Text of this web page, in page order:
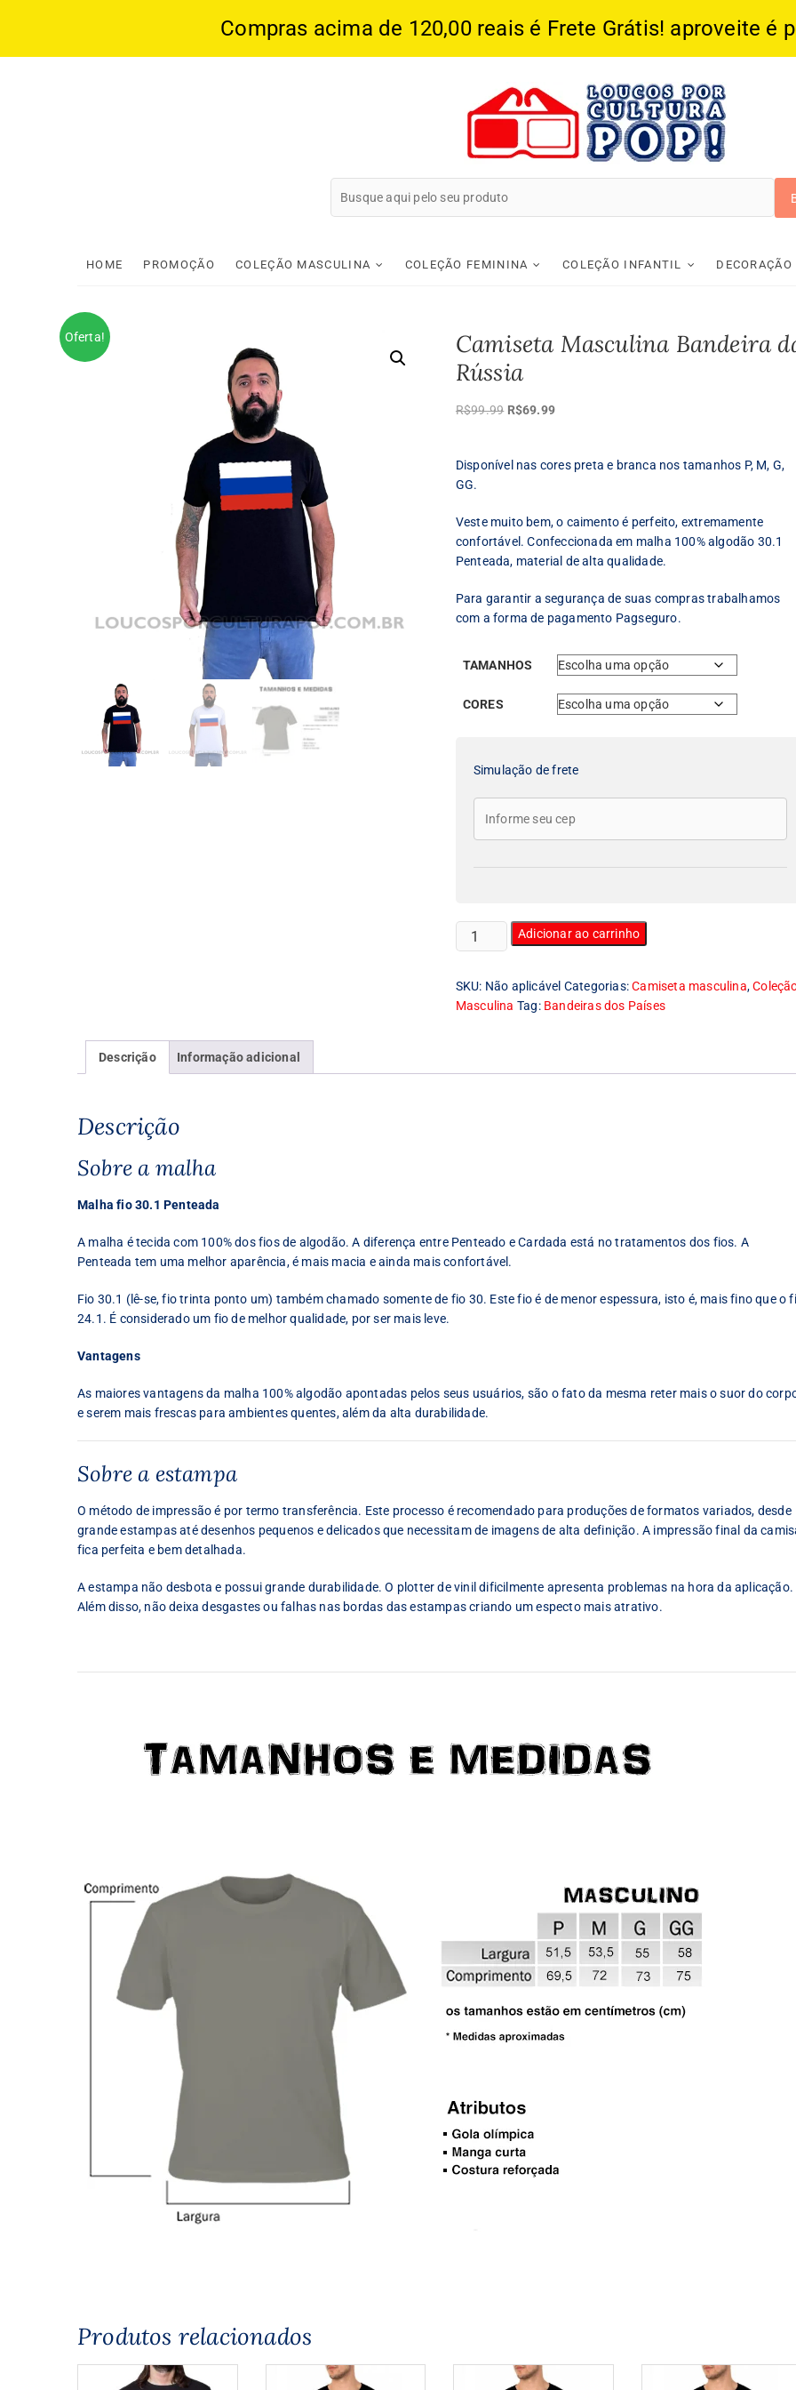
Compras acima de 120,00 reais é Frete Grátis! aproveite é
Loucos Por Cultura
HOME PROMOÇÃO COLEÇÃO MASCULINA COLEÇÃO FEMININA COLEÇÃO INFANTIL DECORAÇÃO
Oferta!
Camiseta Masculina Bandeira
Rússia
R$99.99 O
era:
R$69.99O
é:
Disponível nas cores preta e branca nos tamanhos P, M, G,
GG.
Veste muito bem, o caimento é perfeito, extremamente
confortável. Confeccionada em malha 100% algodão 30.1
Penteada, material de alta qualidade.
Para garantir a segurança de suas compras trabalhamos
com a forma de pagamento Pagseguro.
TAMANHOS
CORES
Simulação de frete
Camiseta
Masculina
da
Rússia
Adicionar ao carrinho
SKU: Não aplicável Categorias:Camiseta masculina,
Masculina Tag: Bandeiras dos Países
Descrição Informação adicional
Descrição
Sobre a malha
Malha fio 30.1 Penteada
A malha é tecida com 100% dos fios de algodão. A diferença entre Penteado e Cardada está no tratamentos dos fios. A
Penteada tem uma melhor aparência, é mais macia e ainda mais confortável.
Fio 30.1 (lê-se, fio trinta ponto um) também chamado somente de fio 30. Este fio é de menor espessura, isto é, mais fino que o
24.1. É considerado um fio de melhor qualidade, por ser mais leve.
Vantagens
As maiores vantagens da malha 100% algodão apontadas pelos seus usuários, são o fato da mesma reter mais o suor do
e serem mais frescas para ambientes quentes, além da alta durabilidade.
Sobre a estampa
O método de impressão é por termo transferência. Este processo é recomendado para produções de formatos variados, desde
grande estampas até desenhos pequenos e delicados que necessitam de imagens de alta definição. A impressão final da
fica perfeita e bem detalhada.
A estampa não desbota e possui grande durabilidade. O plotter de vinil dificilmente apresenta problemas na hora da aplicação.
Além disso, não deixa desgastes ou falhas nas bordas das estampas criando um especto mais atrativo.
Produtos relacionados